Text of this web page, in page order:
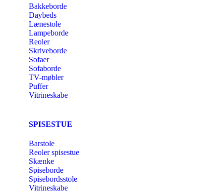
Bakkeborde
Daybeds
Lænestole
Lampeborde
Reoler
Skriveborde
Sofaer
Sofaborde
TV-møbler
Puffer
Vitrineskabe
SPISESTUE
Barstole
Reoler spisestue
Skænke
Spiseborde
Spisebordsstole
Vitrineskabe